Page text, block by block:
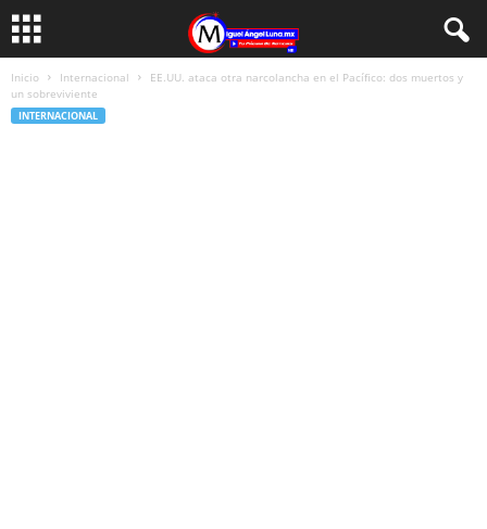
Inicio Internacional
EE.UU. ataca otra narcolancha en el Pacífico: dos muertos y
un sobreviviente
INTERNACIONAL